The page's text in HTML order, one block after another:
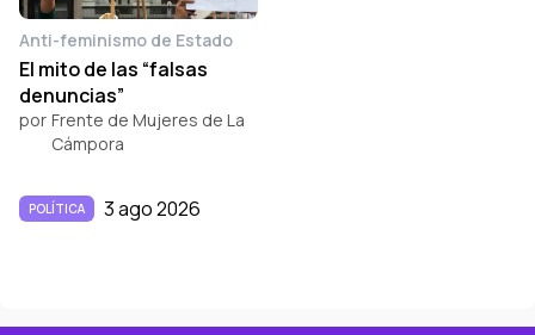
Anti-feminismo de Estado
El mito de las “falsas
denuncias”
por Frente de Mujeres de La
Cámpora
POLÍTICA 3 ago 2026